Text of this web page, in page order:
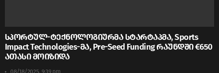
სპორტულ-ტექნოლოგიურმა სტარტაპმა, Sports
Impact Technologies-მა, Pre-Seed Funding რაუნდში €650
ათასი მოიზიდა
08/18/2025, 9:39 pm